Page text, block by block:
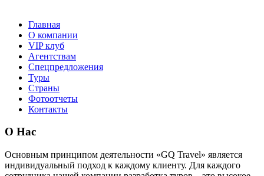
Главная
О компании
VIP клуб
Агентствам
Спецпредложения
Туры
Страны
Фотоотчеты
Контакты
О Нас
Основным принципом деятельности «GQ Travel» является
индивидуальный подход к каждому клиенту. Для каждого